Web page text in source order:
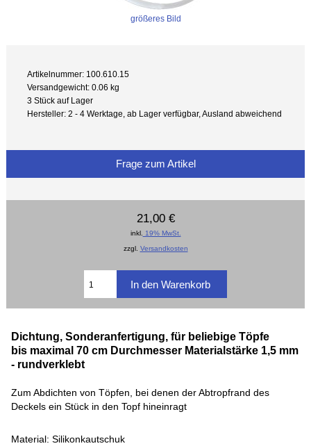
größeres Bild
Artikelnummer: 100.610.15
Versandgewicht: 0.06 kg
3 Stück auf Lager
Hersteller: 2 - 4 Werktage, ab Lager verfügbar, Ausland abweichend
Frage zum Artikel
21,00 €
inkl. 19% MwSt.
zzgl. Versandkosten
Dichtung, Sonderanfertigung, für beliebige Töpfe
bis maximal 70 cm Durchmesser Materialstärke 1,5 mm
- rundverklebt
Zum Abdichten von Töpfen, bei denen der Abtropfrand des
Deckels ein Stück in den Topf hineinragt
Material: Silikonkautschuk